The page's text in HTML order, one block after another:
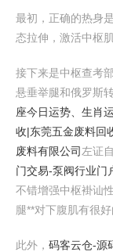
最初，正确的热身
态拉伸，激活中枢
接下来是中枢查考
悬垂举腿和俄罗斯
座今日运势、生肖
收|东莞五金废料回
废料有限公司 左证
门交易-泵阀行业门
不错增强中枢褂讪
腿**对下腹肌有很好
此外， 码客云仓-源